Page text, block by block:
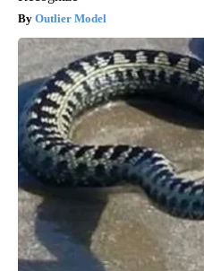
Outlier Model